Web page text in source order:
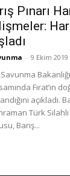
Pınarı
- 9 Ekim 2019
Fırat’ın
açıkladı.
Türk
Barış...